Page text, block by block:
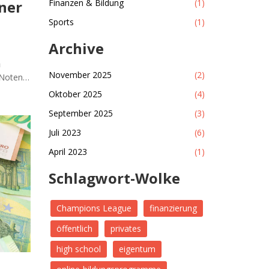
-
sie
zu
Finanzen & Bildung
(1)
Sports
(1)
Archive
November 2025
(2)
Oktober 2025
(4)
September 2025
(3)
Juli 2023
(6)
April 2023
(1)
Schlagwort-Wolke
Champions League
finanzierung
öffentlich
privates
high school
eigentum